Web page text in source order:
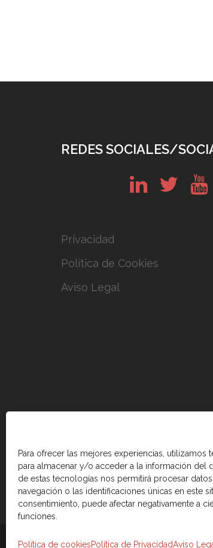
Para ofrecer las mejores experiencias,
para almacenar y/o acceder a la información del
de estas tecnologías nos permitirá procesar
navegación o las identificaciones únicas en este
consentimiento, puede afectar negativamente a
funciones.
Política de cookiesPolítica de PrivacidadAviso
REDES SOCIALES/
Privacidad
Política de Cookies
Aviso Legal
© 2026 Cámara de comercio